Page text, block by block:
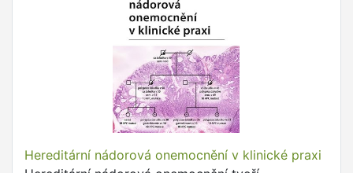
Hereditární nádorová onemocnění v klinické praxi